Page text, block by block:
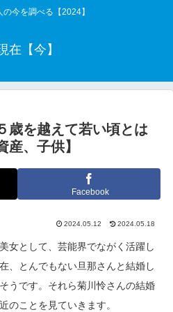
今を調べる【2024】
在【今】
歳を越えて若い頃とは
産、子供】
Facebook
2024.05.12 2024.05.18
女として、芸能界でながく活躍し
、とんでもない旦那さんと結婚し
うです。それら菊川怜さんの結婚
のことを見ていきます。